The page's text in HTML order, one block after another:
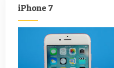
iPhone 7